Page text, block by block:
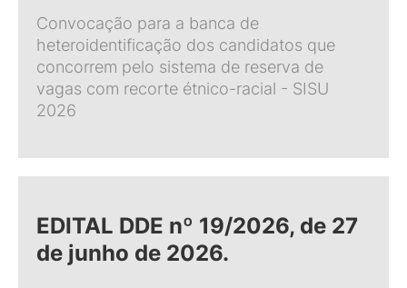
Convocação para a banca de
heteroidentificação dos candidatos que
concorrem pelo sistema de reserva de
vagas com recorte étnico-racial - SISU
2026
EDITAL DDE nº 19/2026, de 27
de junho de 2026.